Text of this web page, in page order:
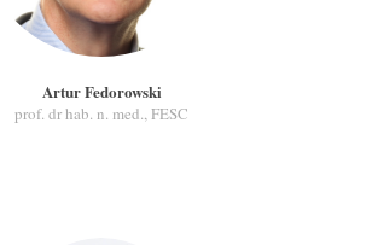
Artur Fedorowski
prof. dr hab. n. med., FESC